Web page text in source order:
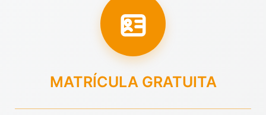
MATRÍCULA GRATUITA